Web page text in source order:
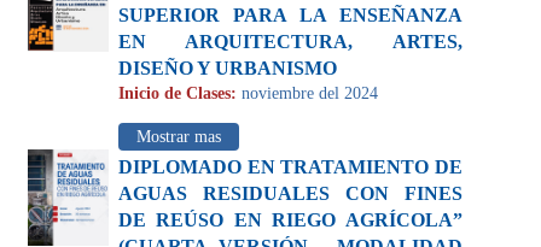
SUPERIOR PARA LA ENSEÑANZA
EN ARQUITECTURA, ARTES,
DISEÑO Y URBANISMO
Inicio de Clases: noviembre del 2024
Mostrar mas
DIPLOMADO EN TRATAMIENTO DE
AGUAS RESIDUALES CON FINES
DE REÚSO EN RIEGO AGRÍCOLA”